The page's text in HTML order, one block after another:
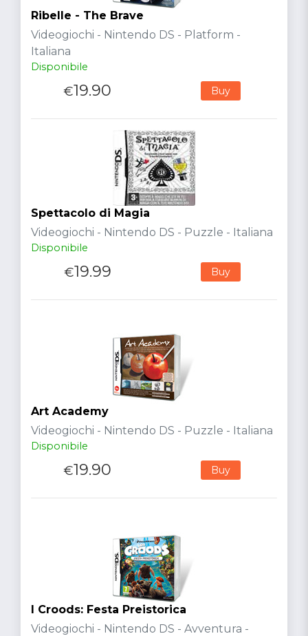
Ribelle - The Brave
Videogiochi - Nintendo DS - Platform -
Italiana
Disponibile
€19.90 Buy
Spettacolo di Magia
Videogiochi - Nintendo DS - Puzzle - Italiana
Disponibile
€19.99 Buy
Art Academy
Videogiochi - Nintendo DS - Puzzle - Italiana
Disponibile
€19.90 Buy
I Croods: Festa Preistorica
Videogiochi - Nintendo DS - Avventura -